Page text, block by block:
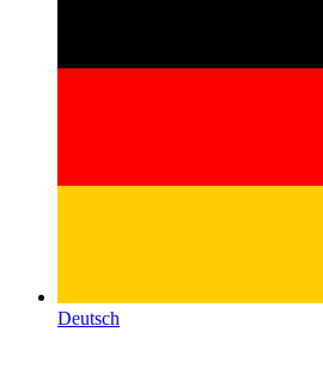
Deutsch